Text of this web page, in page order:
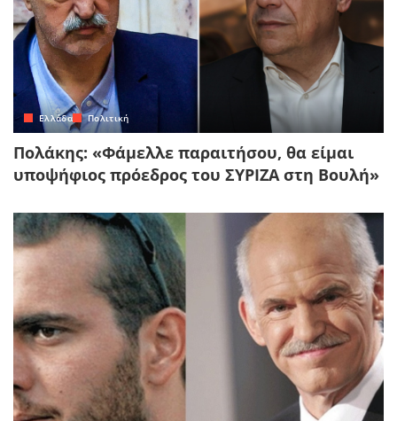
Ελλάδα Πολιτική
Πολάκης: «Φάμελλε παραιτήσου, θα είμαι
υποψήφιος πρόεδρος του ΣΥΡΙΖΑ στη Βουλή»